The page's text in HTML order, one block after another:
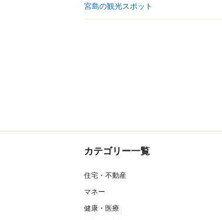
宮島の観光スポット
カテゴリー一覧
住宅・不動産
マネー
健康・医療